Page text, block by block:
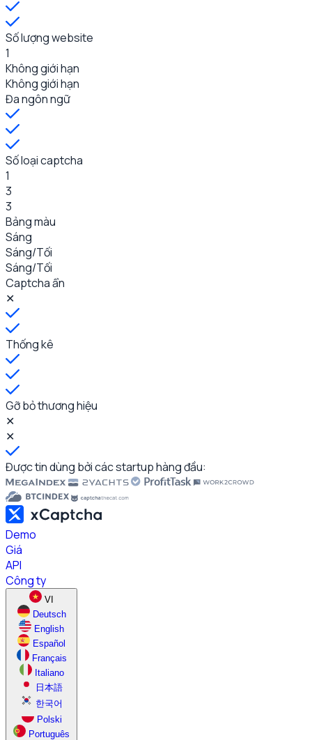
Số lượng website
1
Không giới hạn
Không giới hạn
Đa ngôn ngữ
Số loại captcha
1
3
3
Bảng màu
Sáng
Sáng/Tối
Sáng/Tối
Captcha ẩn
✕
Thống kê
Gỡ bỏ thương hiệu
✕
✕
Được tin dùng bởi các startup hàng đầu:
Demo
Giá
API
Công ty
VI
Deutsch
English
Español
Français
Italiano
日本語
한국어
Polski
Português